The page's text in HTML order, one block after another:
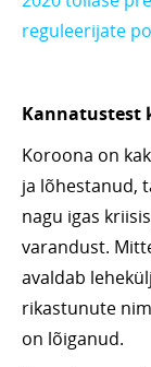
reguleerijate
Kannatustest
Koroona on
ja lõhestanud,
nagu igas
varandust.
avaldab
rikastunute
on lõiganud.